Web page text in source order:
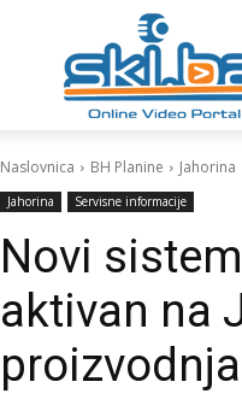
Naslovnica BH Planine Jahorina
Jahorina Servisne informacije
Novi
aktivan na